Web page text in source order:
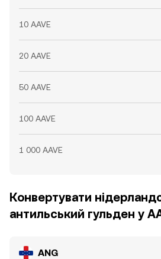
10 AAVE
20 AAVE
50 AAVE
100 AAVE
1 000 AAVE
Конвертувати
антильський гульден у
ANG